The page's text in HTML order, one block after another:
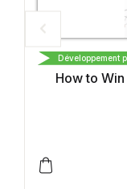
How to
Développement